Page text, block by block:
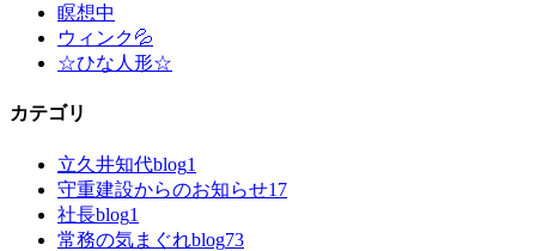
瞑想中
ウィンク💦
☆ひな人形☆
カテゴリ
立久井知代blog1
守重建設からのお知らせ17
社長blog1
常務の気まぐれblog73